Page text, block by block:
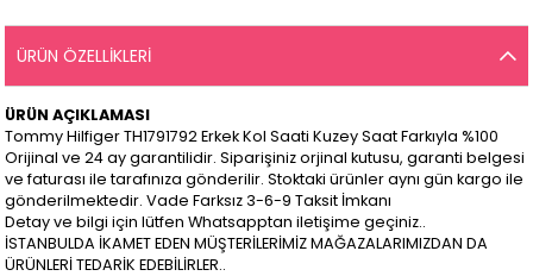
ÜRÜN ÖZELLIKLERI
ÜRÜN AÇIKLAMASI
Tommy Hilfiger TH1791792 Erkek Kol Saati Kuzey Saat Farkıyla %100
Orijinal ve 24 ay garantilidir. Siparişiniz orjinal kutusu, garanti belgesi
ve faturası ile tarafınıza gönderilir. Stoktaki ürünler aynı gün kargo ile
gönderilmektedir. Vade Farksız 3-6-9 Taksit İmkanı
Detay ve bilgi için lütfen Whatsapptan iletişime geçiniz..
İSTANBULDA İKAMET EDEN MÜŞTERİLERİMİZ MAĞAZALARIMIZDAN DA
ÜRÜNLERİ TEDARİK EDEBİLİRLER..